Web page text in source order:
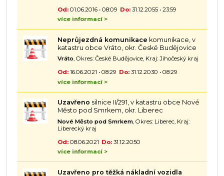
Od:01.06.2016 • 08:09 Do: 31.12.2055 • 23:59
více informací >
Neprůjezdná komunikace komunikace, v
katastru obce Vráto, okr. České Budějovice
Vráto, Okres: České Budějovice, Kraj: Jihočeský kraj
Od:16.06.2021 • 08:29 Do: 31.12.2030 • 08:29
více informací >
Uzavřeno silnice II/291, v katastru obce Nové
Město pod Smrkem, okr. Liberec
Nové Město pod Smrkem, Okres: Liberec, Kraj:
Liberecký kraj
Od:08.06.2021 Do: 31.12.2050
více informací >
Uzavřeno pro těžká nákladní vozidla